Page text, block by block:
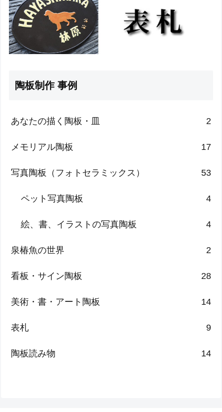
陶板制作 事例
あなたの描く陶板・皿 2
メモリアル陶板 17
写真陶板（フォトセラミックス） 53
ペット写真陶板 4
絵、書、イラストの写真陶板 4
泉椿魚の世界 2
看板・サイン陶板 28
美術・書・アート陶板 14
表札 9
陶板読み物 14